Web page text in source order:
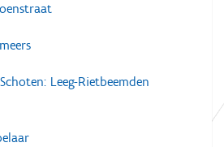
Leeg-Rietbeemden